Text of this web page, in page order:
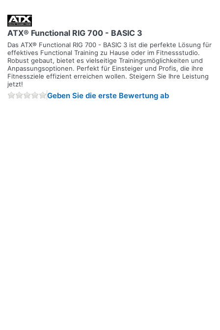
ATX® Functional RIG 700 - BASIC 3
Das ATX® Functional RIG 700 - BASIC 3 ist die perfekte Lösung für
effektives Functional Training zu Hause oder im Fitnessstudio.
Robust gebaut, bietet es vielseitige Trainingsmöglichkeiten und
Anpassungsoptionen. Perfekt für Einsteiger und Profis, die ihre
Fitnessziele effizient erreichen wollen. Steigern Sie Ihre Leistung
jetzt!
Geben Sie die erste Bewertung ab